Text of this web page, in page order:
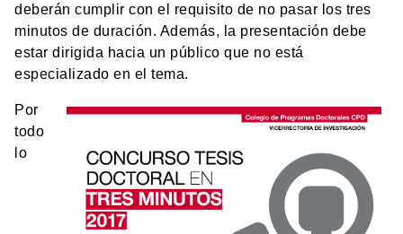
deberán cumplir con el requisito de no pasar los tres
minutos de duración. Además, la presentación debe
estar dirigida hacia un público que no está
especializado en el tema.
Por
todo
lo